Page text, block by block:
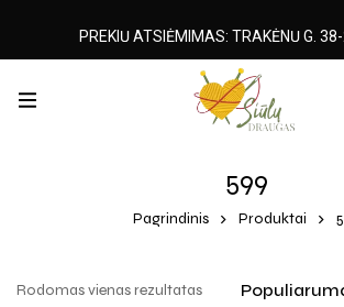
599
Pagrindinis Produktai
Rodomas vienas rezultatas
PREKIŲ ATSIĖMIMAS: TRAKĖNŲ G.